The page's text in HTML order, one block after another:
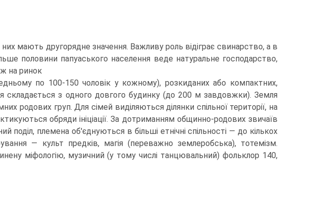
мають другорядне значення. Важли­ву роль відіграє свинарство, а в
половини папуаського населення веде натуральне господарство,
на ринок
по 100-150 чоловік у кожно­му), розкиданих або компактних,
скла­дається з одного довгого будинку (до 200 м завдовжки). Земля
родових груп. Для сімей виділяються ділянки спільної території, на
обряди ініціації. За дотриманням общинно-родових звичаїв
поділ, племена об'єднуються в більші етнічні спільності — до кількох
— культ предків, магія (пе­реважно землеробська), тотемізм.
міфологію, музичний (у тому числі танцювальний) фольклор 140,